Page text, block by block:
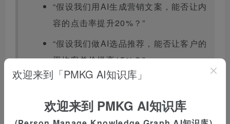
“假设我们用AI生成营销文案，能否让内
容的点击率提升20%？”
“假设我们做AI选品推荐，能否让客户的
平均客单价提高15%？”
然后用最小的成本去跑通这个假设。验证了就加
注，没验证就调整，反复验证都不成立就果断放
欢迎来到「PMKG AI知识库」
欢迎来到 PMKG AI知识库